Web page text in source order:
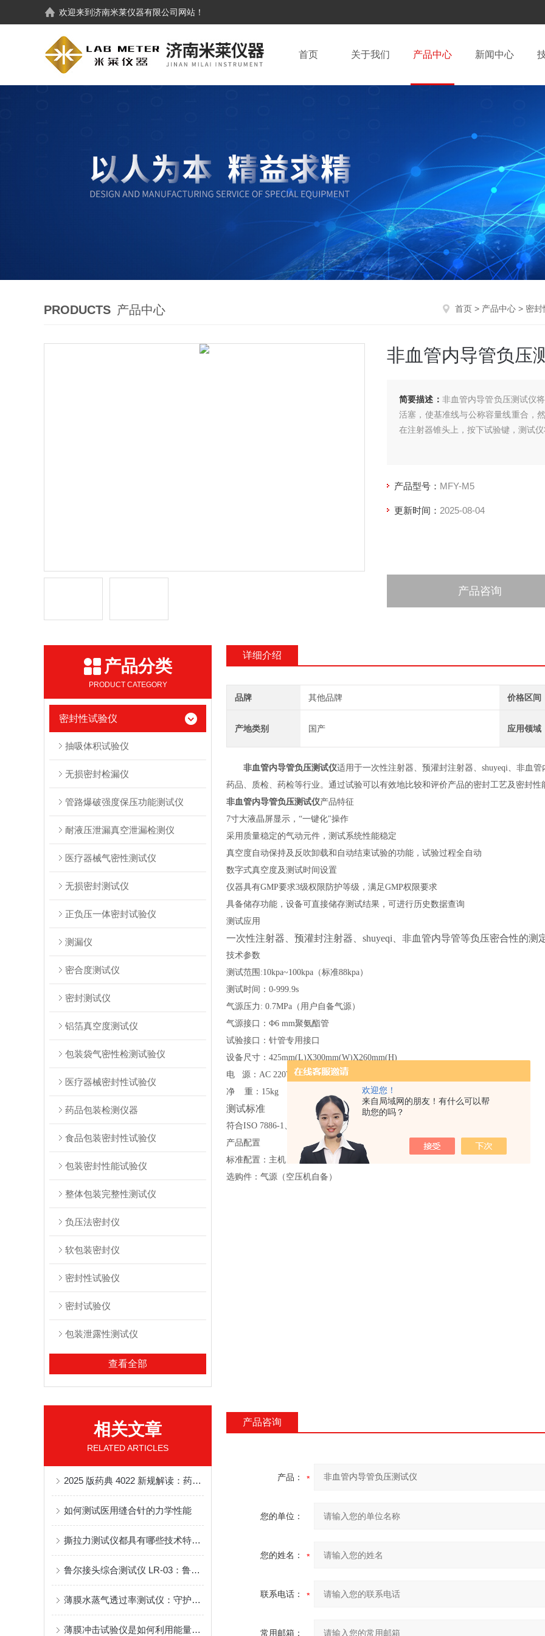
欢迎您！
来自局域网的朋友！有什么可以帮
助您的吗？
欢迎来到济南米莱仪器有限公司 网站！
首页 关于我们 产品中心 新闻中心
PRODUCTS 产品中心 首页 > 产品中心 > 密封
非血管内导管负压
简要描述： 非血管内导管负压测试仪
活塞，使基准线与公称容量线重合，
在注射器锥头上，按下试验键，测试
产品型号： MFY-M5
更新时间： 2025-08-04
产品咨询
产品分类
PRODUCT CATEGORY
密封性试验仪
抽吸体积试验仪
无损密封检漏仪
管路爆破强度保压功能测试仪
耐液压泄漏真空泄漏检测仪
医疗器械气密性测试仪
无损密封测试仪
正负压一体密封试验仪
测漏仪
密合度测试仪
密封测试仪
铝箔真空度测试仪
包装袋气密性检测试验仪
医疗器械密封性试验仪
药品包装检测仪器
食品包装密封性试验仪
包装密封性能试验仪
整体包装完整性测试仪
负压法密封仪
软包装密封仪
密封性试验仪
密封试验仪
包装泄露性测试仪
查看全部
相关文章
RELATED ARTICLES
2025 版药典 4022 新规解读：药用玻璃瓶线热膨胀系数检测设备及应用
如何测试医用缝合针的力学性能
撕拉力测试仪都具有哪些技术特点？
鲁尔接头综合测试仪 LR-03：鲁尔锥头扭矩分离力全项性能检测设备应用说明
薄膜水蒸气透过率测试仪：守护药品与医疗器械安全的核心设备
薄膜冲击试验仪是如何利用能量守恒原理来测试薄膜冲击强度的？
详细介绍
品牌 其他品牌 价格区间
产地类别 国产 应用领域
非血管内导管负压测试仪适用于一次性注射器、预灌封注射器、shuyeqi、非血
药品、质检、药检等行业。通过试验可以有效地比较和评价产品的密封工艺及密封
非血管内导管负压测试仪产品特征
7寸大液晶屏显示， “一键化"操作
采用 质量稳定的气动元件，测试系统性能稳定
真空度自动保持及反吹卸载和自动结束试验的功能，试验过程全自动
数字式真空度及测试时间设置
仪器具有GMP要求3级权限防护等级，满足GMP权限要求
具备储存功能，设备可直接储存测试结果，可进行历史数据查询
测试应用
一次性注射器、预灌封注射器、shuyeqi、非血管内导管等负压密合性的测
技术参数
测试范围 :10kpa~100kpa（标准88kpa）
测试时间： 0-999.9s
气源压力 : 0.7MPa（用户自备气源）
气源接口： Φ6 mm聚氨酯管
试验接口：针管专用接口
设备尺寸： 425mm(L)X300mm(W)X260mm(H)
电
源：AC 220V 50Hz
净
重：15kg
测试标准
符合ISO 7886-1、 ISO8537-2016、
产品配置
标准配置：主机、
针管测试装置
液晶触摸屏
选购件： 气源（空压机自备）
产品咨询
产品：
您的单位：
您的姓名：
联系电话：
常用邮箱：